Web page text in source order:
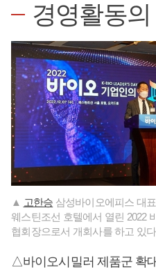
경영활동
▲ 고한승 삼성바이오에피스 대
웨스틴조선 호텔에서 열린 2022
협회장으로서 개회사를 하고 있
△바이오시밀러 제품군 확